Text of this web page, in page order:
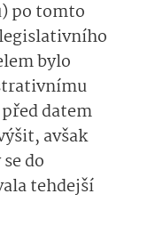
po tomto
bylo
datem
avšak
do
tehdejší